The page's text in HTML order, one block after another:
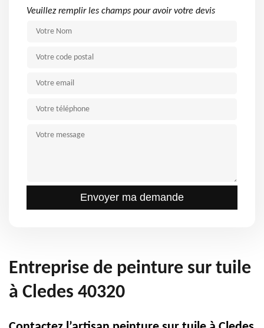
Veuillez remplir les champs pour avoir votre devis
Entreprise de peinture sur tuile
à Cledes 40320